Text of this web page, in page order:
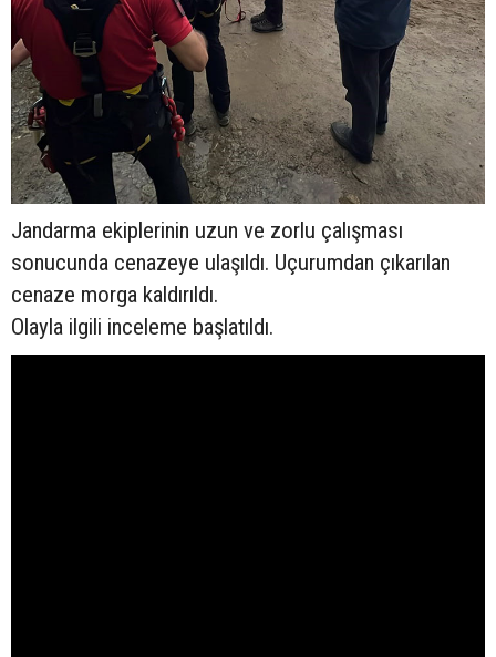
Jandarma ekiplerinin uzun ve zorlu çalışması
sonucunda cenazeye ulaşıldı. Uçurumdan çıkarılan
cenaze morga kaldırıldı.
Olayla ilgili inceleme başlatıldı.